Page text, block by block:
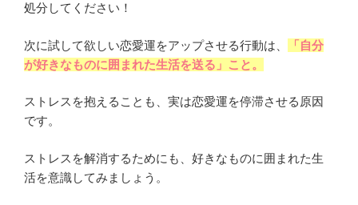
処分してください！
次に試して欲しい恋愛運をアップさせる行動は、
「自分
が好きなものに囲まれた生活を送る」こと。
ストレスを抱えることも、実は恋愛運を停滞させる原因
です。
ストレスを解消するためにも、好きなものに囲まれた生
活を意識してみましょう。